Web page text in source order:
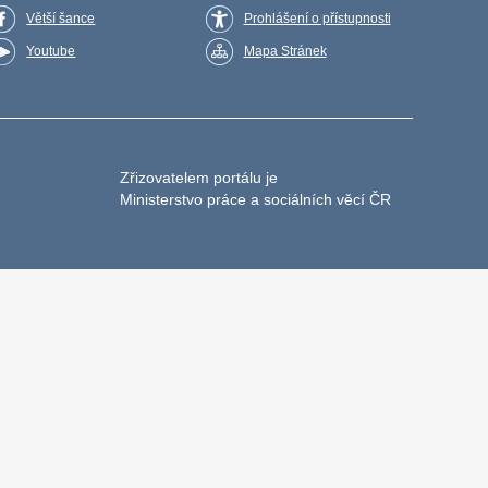
Větší šance
Youtube
Prohlášení o přístupnosti
Mapa Stránek
Zřizovatelem portálu je
Ministerstvo práce a sociálních věcí ČR